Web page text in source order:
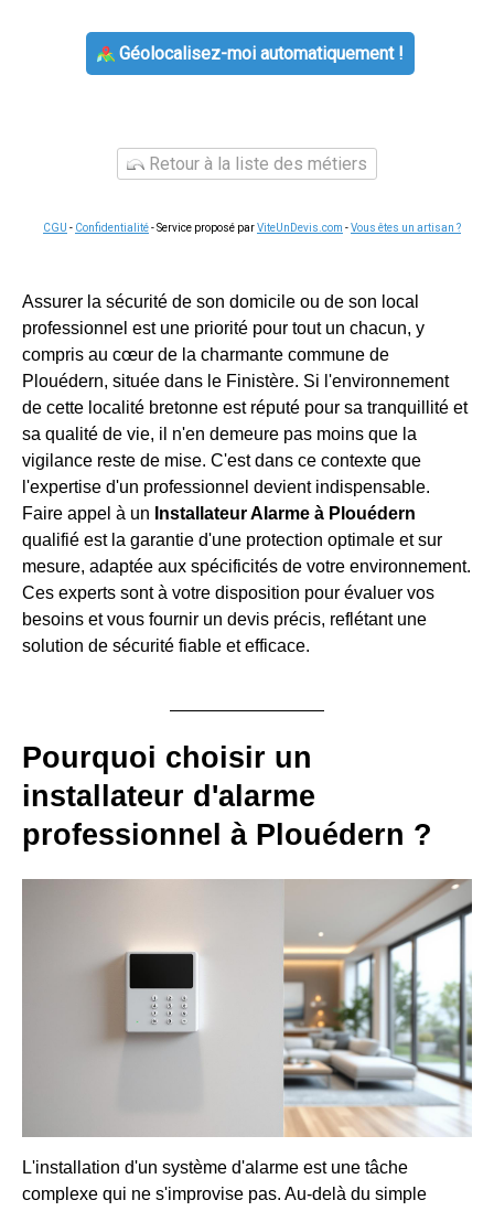
Géolocalisez-moi automatiquement !
Retour à la liste des métiers
CGU - Confidentialité- Service proposé parViteUnDevis.com -Vous êtes un artisan ?
Assurer la sécurité de son domicile ou de son local
professionnel est une priorité pour tout un chacun, y
compris au cœur de la charmante commune de
Plouédern, située dans le Finistère. Si l'environnement
de cette localité bretonne est réputé pour sa tranquillité et
sa qualité de vie, il n'en demeure pas moins que la
vigilance reste de mise. C'est dans ce contexte que
l'expertise d'un professionnel devient indispensable.
Faire appel à un Installateur Alarme à Plouédern
qualifié est la garantie d'une protection optimale et sur
mesure, adaptée aux spécificités de votre environnement.
Ces experts sont à votre disposition pour évaluer vos
besoins et vous fournir un devis précis, reflétant une
solution de sécurité fiable et efficace.
Pourquoi choisir un
installateur d'alarme
professionnel à Plouédern ?
L'installation d'un système d'alarme est une tâche
complexe qui ne s'improvise pas. Au-delà du simple